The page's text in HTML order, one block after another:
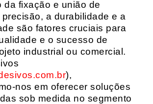
da fixação e união de
a durabilidade e a
são fatores cruciais para
e o sucesso de
industrial ou comercial.
),
nos em oferecer soluções
sob medida no segmento